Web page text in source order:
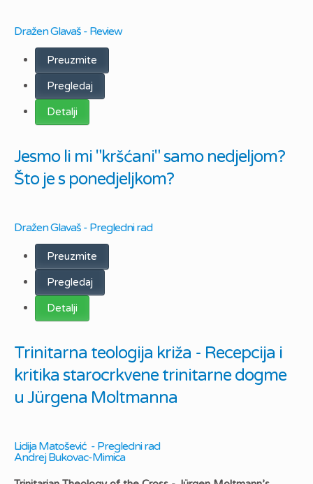
Dražen Glavaš - Review
Preuzmite
Pregledaj
Detalji
Jesmo li mi "kršćani" samo nedjeljom?
Što je s ponedjeljkom?
Dražen Glavaš - Pregledni rad
Preuzmite
Pregledaj
Detalji
Trinitarna teologija križa - Recepcija i
kritika starocrkvene trinitarne dogme
u Jürgena Moltmanna
Lidija Matošević - Pregledni rad
Andrej Bukovac-Mimica